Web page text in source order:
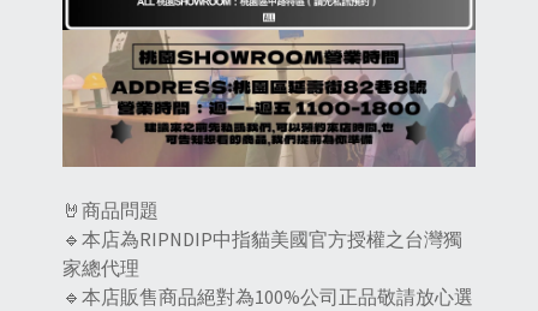
🤘商品問題
🔹本店為RIPNDIP中指貓美國官方授權之台灣獨
家總代理
🔹本店販售商品絕對為100%公司正品敬請放心選